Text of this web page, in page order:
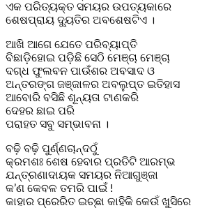
ଏକ ପରିତ୍ୟକ୍ତ ସମୟର ଉପତ୍ୟକାରେ
ଶେଷପ୍ରାୟ ଦ୍ୟୁତିର ଅବଶେଷଟିଏ ।
ଆଖି ଆଗେ ଯେତେ ପରିବ୍ୟାପ୍ତି
ବିଛାଡ଼ିହୋଇ ପଡ଼ିଛି ସେଠି ମେଞ୍ଚା ମେଞ୍ଚା
ଦଗ୍ଧ ଫୁଲବନ ପାଉଁଶର ଅବସାଦ ଓ
ଅନ୍ତରଙ୍ଗ ଜଞ୍ଜାଳର ଅବଲୁପ୍ତ ଇତିହାସ
ଆବୋରି ବସିଛି ଶୂନ୍ୟତା ଟାଣକରି
ଦେହର ଛାଇ ପରି
ପରାହତ ସବୁ ସମ୍ଭାବନା ।
ବଢ଼ି ବଢ଼ି ପୁର୍ଣ୍ଣଚାନ୍ଦଠୁଁ
କ୍ରମଶଃ ଶେଷ ହେବାର ପ୍ରତିଟି ଆରମ୍ଭ
ଯନ୍ତ୍ରଣାଦାୟକ ସମୟର ନିଆଗୁଞ୍ଜା
କ’ଣ କେବଳ ତମରି ପାଇଁ !
କାହାର ପ୍ରେରିତ ଇଚ୍ଛା କାହିକି କେଉଁ ଖୁସିରେ